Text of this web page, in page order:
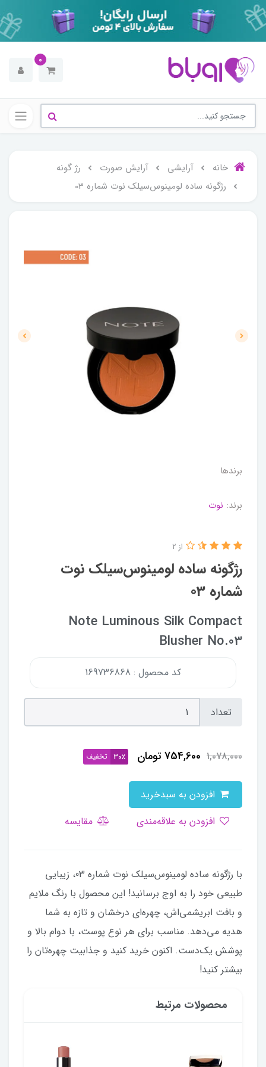
0
خانه آرایشی آرایش صورت
رژ گونه
رژگونه ساده لومینوس‌سیلک نوت شماره 03
برندها
برند: نوت
رژگونه ساده لومینوس‌سیلک نوت
شماره 03
از 2
Note Luminous Silk Compact
Blusher No.03
کد محصول : 169736868
تعداد
1,078,000
754,600تومان 30٪ تخفیف
مقایسه
با رژگونه ساده لومینوس‌سیلک نوت شماره 03، زیبایی
طبیعی خود را به اوج برسانید! این محصول با رنگ ملایم
و بافت ابریشمی‌اش، چهره‌ای درخشان و تازه به شما
هدیه می‌دهد. مناسب برای هر نوع پوست، با دوام بالا و
پوشش یک‌دست. اکنون خرید کنید و جذابیت چهره‌تان را
بیشتر کنید!
محصولات مرتبط